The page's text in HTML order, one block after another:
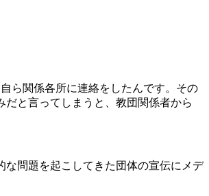
ら関係各所に連絡をしたんです。その
と言ってしまうと、教団関係者から
問題を起こしてきた団体の宣伝にメデ